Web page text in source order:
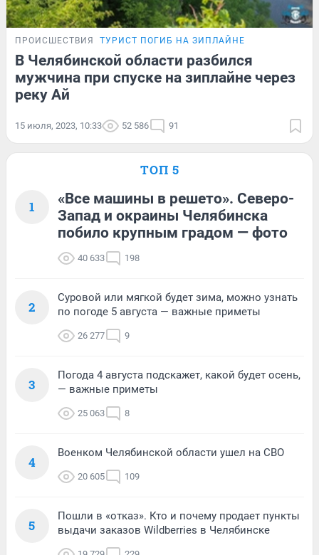
ПРОИСШЕСТВИЯ ТУРИСТ ПОГИБ НА ЗИПЛАЙНЕ
В Челябинской области разбился
мужчина при спуске на зиплайне через
реку Ай
15 июля, 2023, 10:33 52 586 91
ТОП 5
1
«Все машины в решето». Северо-
Запад и окраины Челябинска
побило крупным градом — фото
40 633 198
2
Суровой или мягкой будет зима, можно узнать
по погоде 5 августа — важные приметы
26 277 9
3
Погода 4 августа подскажет, какой будет осень,
— важные приметы
25 063 8
4
Военком Челябинской области ушел на СВО
20 605 109
5
Пошли в «отказ». Кто и почему продает пункты
выдачи заказов Wildberries в Челябинске